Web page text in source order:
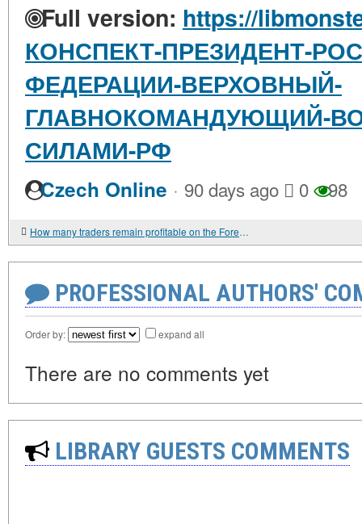
Full version: https://
КОНСПЕКТ-ПРЕЗИДЕНТ-
ФЕДЕРАЦИИ-ВЕРХОВНЫЙ-
ГЛАВНОКОМАНДУЮЩИЙ-
СИЛАМИ-РФ
Czech Online · 90 days ago 0 98
How many traders remain profitable on the Forex — the truth about profitable traders
PROFESSIONAL AUTHORS'
Order by: expand all
There are no comments yet
LIBRARY GUESTS COMMENTS